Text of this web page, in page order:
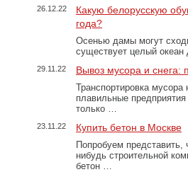
26.12.22
Какую белорусскую
года?
Осенью дамы могут
существует целый
29.11.22 Вывоз мусора и
Транспортировка
плавильные
только …
23.11.22 Купить бетон в Москве
Попробуем представить,
нибудь строительной
бетон …